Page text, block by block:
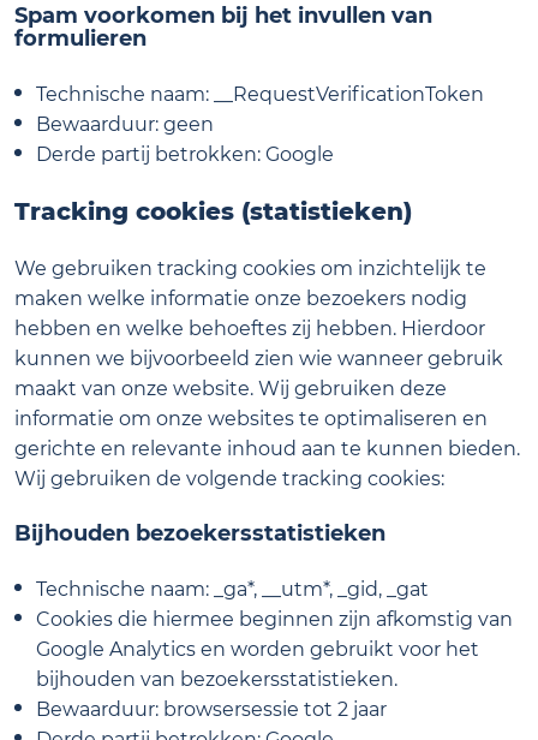
Spam voorkomen bij het invullen van
formulieren
Technische naam: __RequestVerificationToken
Bewaarduur: geen
Derde partij betrokken: Google
Tracking cookies (statistieken)
We gebruiken tracking cookies om inzichtelijk te
maken welke informatie onze bezoekers nodig
hebben en welke behoeftes zij hebben. Hierdoor
kunnen we bijvoorbeeld zien wie wanneer gebruik
maakt van onze website. Wij gebruiken deze
informatie om onze websites te optimaliseren en
gerichte en relevante inhoud aan te kunnen bieden.
Wij gebruiken de volgende tracking cookies:
Bijhouden bezoekersstatistieken
Technische naam: _ga*, __utm*, _gid, _gat
Cookies die hiermee beginnen zijn afkomstig van
Google Analytics en worden gebruikt voor het
bijhouden van bezoekersstatistieken.
Bewaarduur: browsersessie tot 2 jaar